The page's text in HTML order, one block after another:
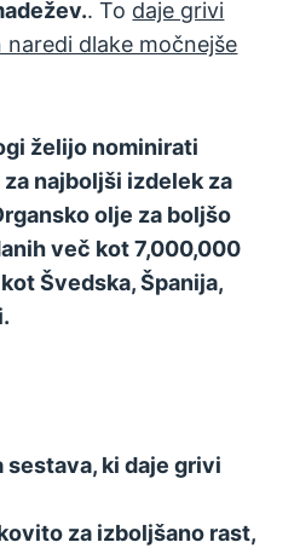
. To daje grivi
naredi dlake močnejše
želijo nominirati
najboljši izdelek za
olje za boljšo
več kot 7,000,000
Švedska, Španija,
sestava, ki daje grivi
za izboljšano rast,